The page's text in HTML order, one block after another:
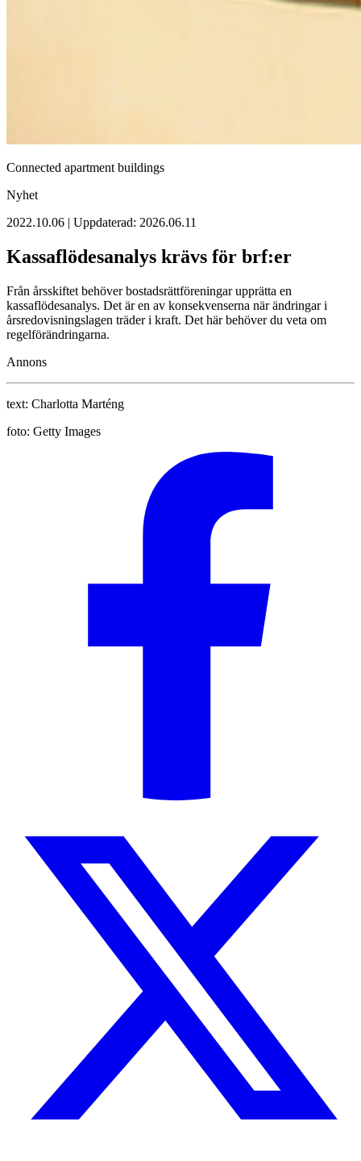
Connected apartment buildings
Nyhet
2022.10.06 | Uppdaterad: 2026.06.11
Kassaflödesanalys krävs för brf:er
Från årsskiftet behöver bostadsrättföreningar upprätta en
kassaflödesanalys. Det är en av konsekvenserna när ändringar i
årsredovisningslagen träder i kraft. Det här behöver du veta om
regelförändringarna.
Annons
text: Charlotta Marténg
foto: Getty Images